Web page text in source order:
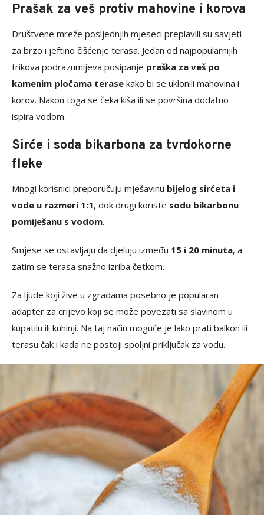
Prašak za veš protiv mahovine i korova
Društvene mreže posljednjih mjeseci preplavili su savjeti
za brzo i jeftino čišćenje terasa. Jedan od najpopularnijih
trikova podrazumijeva posipanje praška za veš po
kamenim pločama terase kako bi se uklonili mahovina i
korov. Nakon toga se čeka kiša ili se površina dodatno
ispira vodom.
Sirće i soda bikarbona za tvrdokorne
fleke
Mnogi korisnici preporučuju mješavinu bijelog sirćeta i
vode u razmeri 1:1, dok drugi koriste sodu bikarbonu
pomiješanu s vodom.
Smjese se ostavljaju da djeluju između 15 i 20 minuta, a
zatim se terasa snažno izriba četkom.
Za ljude koji žive u zgradama posebno je popularan
adapter za crijevo koji se može povezati sa slavinom u
kupatilu ili kuhinji. Na taj način moguće je lako prati balkon ili
terasu čak i kada ne postoji spoljni priključak za vodu.